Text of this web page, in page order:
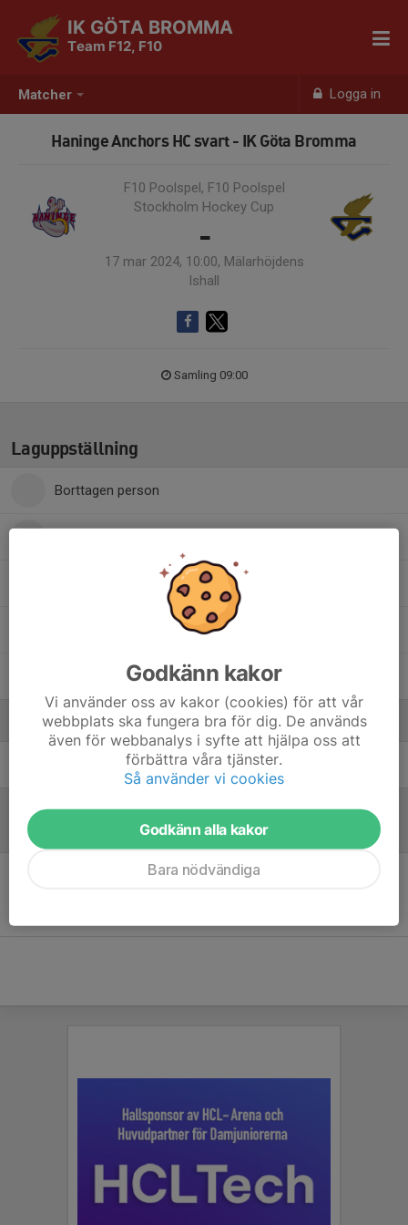
Matcher Logga in
IK GÖTA BROMMA
Team F12, F10
Haninge Anchors HC svart - IK Göta Bromma
F10 Poolspel, F10 Poolspel
Stockholm Hockey Cup
-
17 mar 2024, 10:00, Mälarhöjdens
Ishall
Samling 09:00
Laguppställning
Borttagen person
32. Mira Baranova
Ledare
Patrik SvenssonHuvudtränare F12
Referat
Godkänn kakor
Vi använder oss av kakor (cookies) för att vår
webbplats ska fungera bra för dig. De används
även för webbanalys i syfte att hjälpa oss att
förbättra våra tjänster.
Så använder vi cookies
Godkänn alla kakor
Bara nödvändiga